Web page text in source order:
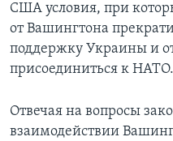
США условия, при
от Вашингтона
поддержку Украины и
присоединиться к НАТО.
Отвечая на вопросы
взаимодействии